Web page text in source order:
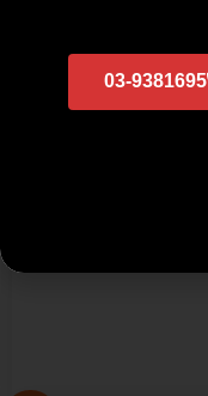
03-9381695